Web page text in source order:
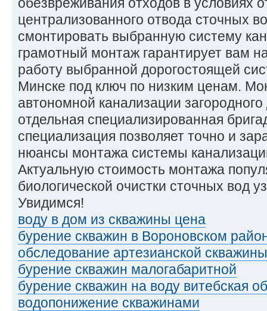
централизованного отвода сточных
смонтировать выбранную систему
грамотный монтаж гарантирует вам
работу выбранной дорогостоящей
Минске под ключ по низким ценам.
автономной канализации
отдельная специализированная
специализация позволяет точно и
нюансы монтажа системы
Актуальную стоимость монтажа
биологической очистки сточных вод
Увидимся!
воду в дом из скважины цена
бурение скважин в Вороновском
обследование артезианской скважины
бурение скважин малогабаритной
бурение скважин на воду витебская
водопонижение скважинами